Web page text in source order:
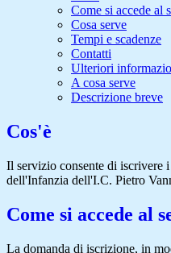
Come si accede al
Cosa serve
Tempi e scadenze
Contatti
Ulteriori
A cosa serve
Descrizione breve
Cos'è
Il servizio consente di iscrivere
dell'Infanzia dell'I.C. Pietro
Come si accede al
La domanda di iscrizione, in